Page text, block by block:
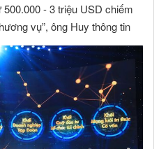
- 3 triệu USD chiếm
vụ”, ông Huy thông tin